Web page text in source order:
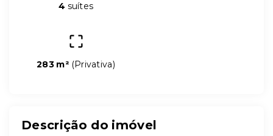
4 suítes
283 m² (Privativa)
Descrição do imóvel